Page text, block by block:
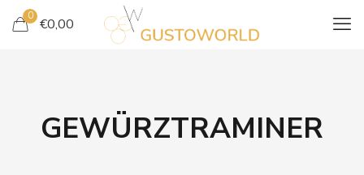
0 €0,00
GEWÜRZTRAMINER